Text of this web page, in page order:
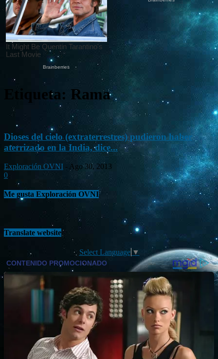
Etiqueta: Rama
Dioses del cielo (extraterrestres) pudieron haber
aterrizado en la India, dice...
Exploración OVNI - Ago 30, 2013
0
Me gusta Exploración OVNI
Translate website
Select Language ▼